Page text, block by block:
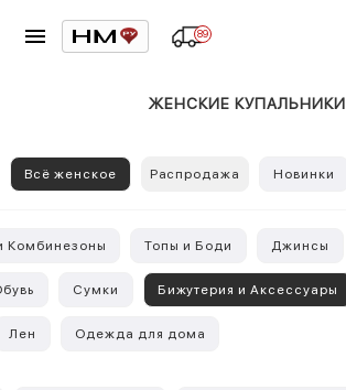
89
ЖЕНСКИЕ КУПАЛЬНИКИ
Всё женское Распродажа Новинки
Комбинезоны Топы и Боди Джинсы
Сумки Бижутерия и Аксессуары
Лен Одежда для дома